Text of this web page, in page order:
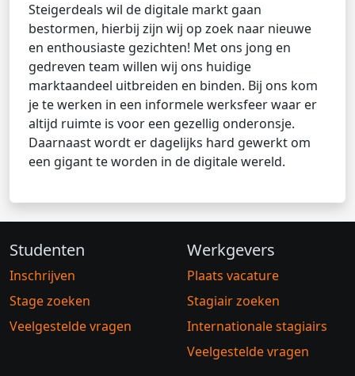
Steigerdeals wil de digitale markt gaan
bestormen, hierbij zijn wij op zoek naar nieuwe
en enthousiaste gezichten! Met ons jong en
gedreven team willen wij ons huidige
marktaandeel uitbreiden en binden. Bij ons kom
je te werken in een informele werksfeer waar er
altijd ruimte is voor een gezellig onderonsje.
Daarnaast wordt er dagelijks hard gewerkt om
een gigant te worden in de digitale wereld.
Studenten
Inschrijven
Stage zoeken
Veelgestelde vragen
Werkgevers
Plaats vacature
Stagiair zoeken
Internationale stagiairs
Veelgestelde vragen